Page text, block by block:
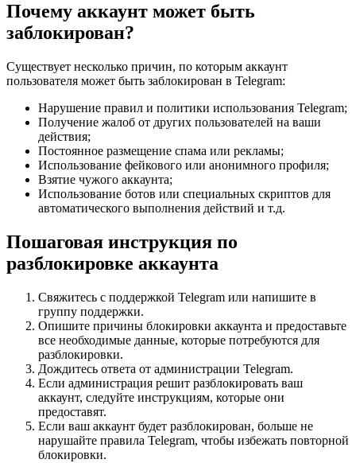
Почему аккаунт может быть
заблокирован?
Существует несколько причин, по которым аккаунт
пользователя может быть заблокирован в Telegram:
Нарушение правил и политики использования Telegram;
Получение жалоб от других пользователей на ваши
действия;
Постоянное размещение спама или рекламы;
Использование фейкового или анонимного профиля;
Взятие чужого аккаунта;
Использование ботов или специальных скриптов для
автоматического выполнения действий и т.д.
Пошаговая инструкция по
разблокировке аккаунта
Свяжитесь с поддержкой Telegram или напишите в
группу поддержки.
Опишите причины блокировки аккаунта и предоставьте
все необходимые данные, которые потребуются для
разблокировки.
Дождитесь ответа от администрации Telegram.
Если администрация решит разблокировать ваш
аккаунт, следуйте инструкциям, которые они
предоставят.
Если ваш аккаунт будет разблокирован, больше не
нарушайте правила Telegram, чтобы избежать повторной
блокировки.